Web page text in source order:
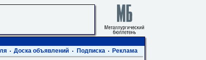
Доска объявлений Подписка Реклама